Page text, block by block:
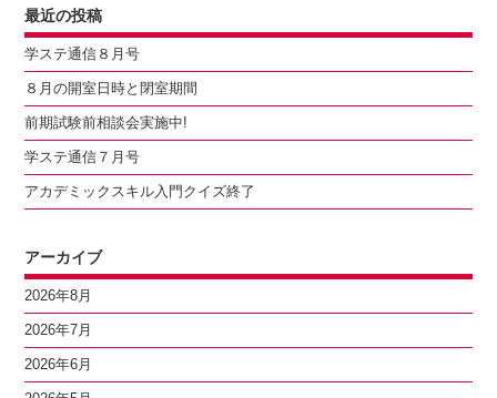
最近の投稿
学ステ通信８月号
８月の開室日時と閉室期間
前期試験前相談会実施中!
学ステ通信７月号
アカデミックスキル入門クイズ終了
アーカイブ
2026年8月
2026年7月
2026年6月